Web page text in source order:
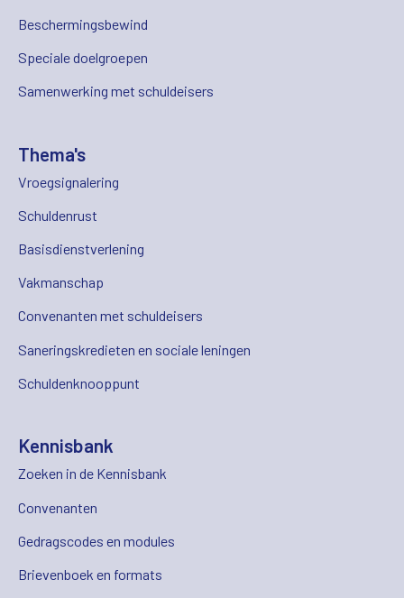
Beschermingsbewind
Speciale doelgroepen
Samenwerking met schuldeisers
Thema's
Vroegsignalering
Schuldenrust
Basisdienstverlening
Vakmanschap
Convenanten met schuldeisers
Saneringskredieten en sociale leningen
Schuldenknooppunt
Kennisbank
Zoeken in de Kennisbank
Convenanten
Gedragscodes en modules
Brievenboek en formats